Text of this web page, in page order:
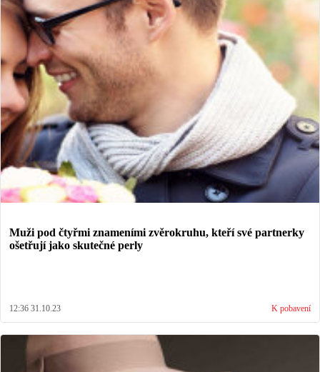
Muži pod čtyřmi znameními zvěrokruhu, kteří své partnerky
ošetřují jako skutečné perly
12:36 31.10.23 K pobavení